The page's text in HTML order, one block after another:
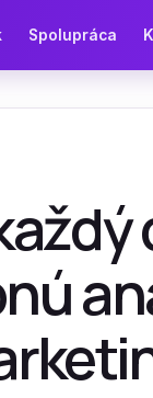
Spolupráca